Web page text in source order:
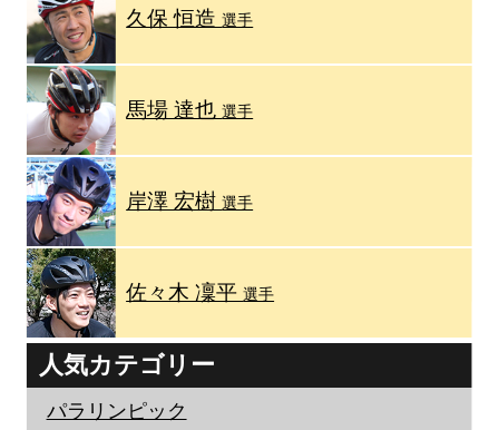
久保 恒造選手
馬場 達也選手
岸澤 宏樹選手
佐々木 凜平選手
人気カテゴリー
パラリンピック